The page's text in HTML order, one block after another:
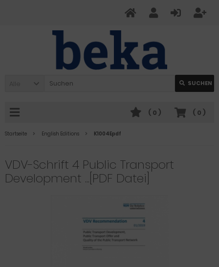
Alle SUCHEN
( 0 )
( 0 )
Startseite English Editions K1004Epdf
VDV-Schrift 4 Public Transport
Development ...[PDF Datei]